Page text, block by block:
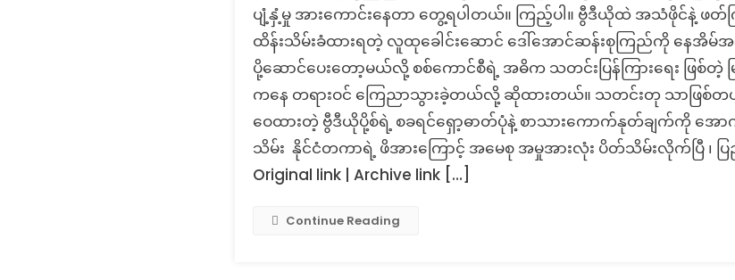
ဒေါ်
အောင်
ဆန်း
စု
ကြည်
ထား
ပျံ့နှံ့မှု အားကောင်းနေတာ တွေ့ရပါတယ်။ ကြည့်ပါ။ ဗွီဒီယိုထဲ အသံဖိုင်နဲ့ ဖတ်
ထိန်းသိမ်းခံထားရတဲ့ လူထုခေါင်းဆောင် ဒေါ်အောင်ဆန်းစုကြည်ကို နေအိမ်
ပို့ဆောင်ပေးတော့မယ်လို့ စစ်ကောင်စီရဲ့ အဓိက သတင်းပြန်ကြားရေး ဖြစ်တဲ့ မြ
ကနေ တရားဝင် ကြေညာသွားခဲ့တယ်လို့ ဆိုထားတယ်။ သတင်းတု သာဖြစ်တ
ဝေထားတဲ့ ဗွီဒီယိုပို့စ်ရဲ့ စခရင်ရှော့ဓာတ်ပုံနဲ့ စာသားကောက်နုတ်ချက်ကို အော
သိမ်း နိုင်ငံတကာရဲ့ ဖိအားကြောင့် အမေစု အမှုအားလုံး ပိတ်သိမ်းလိုက်ပြီ ၊ ပ
Original link | Archive link […]
Continue Reading